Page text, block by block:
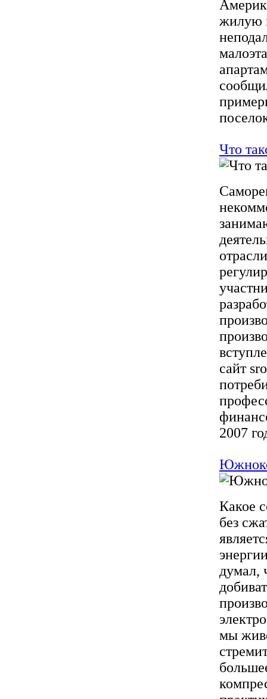
жилую
Что
сайт
2007
Какое
без
думал,
мы